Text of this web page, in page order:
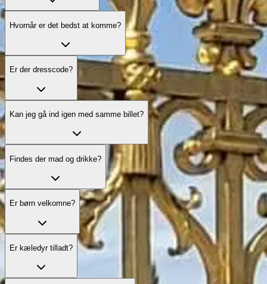
Hvornår er det bedst at komme?
Er der dresscode?
Kan jeg gå ind igen med samme billet?
Findes der mad og drikke?
Er børn velkomne?
Er kæledyr tilladt?